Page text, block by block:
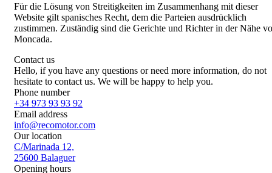
Für die Lösung von Streitigkeiten im Zusammenhang mit dieser
Website gilt spanisches Recht, dem die Parteien ausdrücklich
zustimmen. Zuständig sind die Gerichte und Richter in der Nähe
Moncada.
Contact us
Hello, if you have any questions or need more information, do not
hesitate to contact us. We will be happy to help you.
Phone number
+34 973 93 93 92
Email address
info@recomotor.com
Our location
C/Marinada 12,
25600 Balaguer
Opening hours